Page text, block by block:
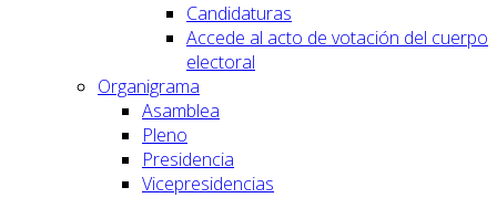
Candidaturas
Accede al acto de votación del cuerpo
electoral
Organigrama
Asamblea
Pleno
Presidencia
Vicepresidencias